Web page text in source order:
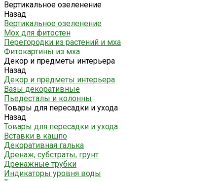
Вертикальное озеленение
Назад
Вертикальное озеленение
Мох для фитостен
Перегородки из растений и мха
Фитокартины из мха
Декор и предметы интерьера
Назад
Декор и предметы интерьера
Вазы декоративные
Пьедесталы и колонны
Товары для пересадки и ухода
Назад
Товары для пересадки и ухода
Вставки в кашпо
Декоративная галька
Дренаж, субстраты, грунт
Дренажные трубки
Индикаторы уровня воды